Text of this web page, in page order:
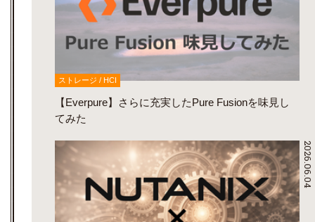
ストレージ / HCI
【Everpure】さらに充実したPure Fusionを味見し
てみた
2026.06.04